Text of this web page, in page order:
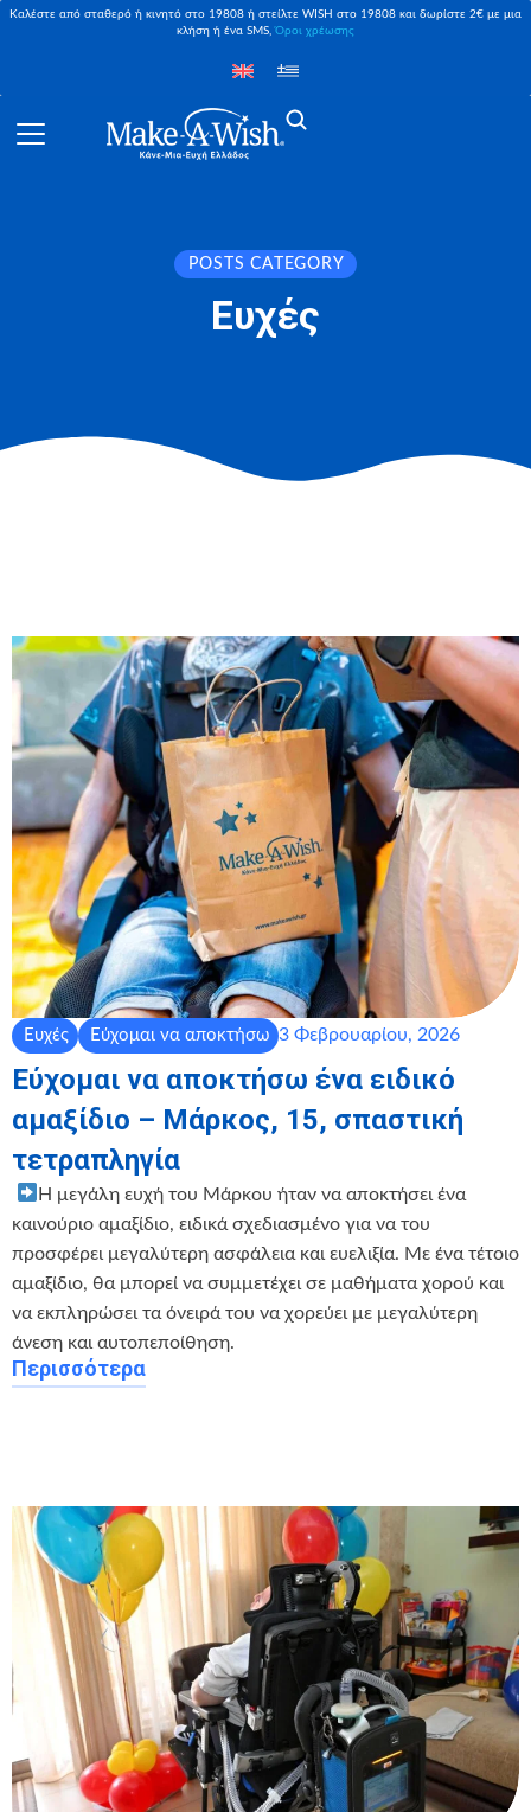
Καλέστε από σταθερό ή κινητό στο 19808 ή στείλτε WISH στο 19808 και δωρίστε 2€ με μια
κλήση ή ένα SMS,Όροι χρέωσης
POSTS CATEGORY
Ευχές
Ευχές Εύχομαι να αποκτήσω 3 Φεβρουαρίου, 2026
Εύχομαι να αποκτήσω ένα ειδικό
αμαξίδιο – Μάρκος, 15, σπαστική
τετραπληγία
Η μεγάλη ευχή του Μάρκου ήταν να αποκτήσει ένα
καινούριο αμαξίδιο, ειδικά σχεδιασμένο για να του
προσφέρει μεγαλύτερη ασφάλεια και ευελιξία. Με ένα τέτοιο
αμαξίδιο, θα μπορεί να συμμετέχει σε μαθήματα χορού και
να εκπληρώσει τα όνειρά του να χορεύει με μεγαλύτερη
άνεση και αυτοπεποίθηση.
Περισσότερα